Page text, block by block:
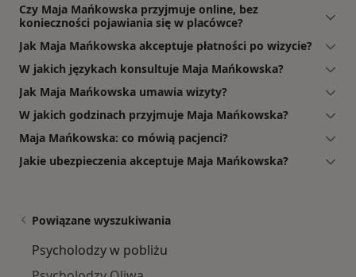
Czy Maja Mańkowska przyjmuje online, bez
konieczności pojawiania się w placówce?
Jak Maja Mańkowska akceptuje płatności po wizycie?
W jakich językach konsultuje Maja Mańkowska?
Jak Maja Mańkowska umawia wizyty?
W jakich godzinach przyjmuje Maja Mańkowska?
Maja Mańkowska: co mówią pacjenci?
Jakie ubezpieczenia akceptuje Maja Mańkowska?
Powiązane wyszukiwania
Psycholodzy w pobliżu